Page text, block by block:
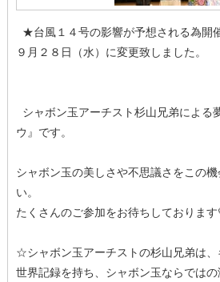
★台風１４号の影響が予想される為開
９月２８日（水）に変更致しました。
シャボン玉アーチスト杉山兄弟による
ウ』です。
シャボン玉の美しさや不思議さをこの
い。
たくさんのご参加をお待ちしております
☆シャボン玉アーチストの杉山兄弟は、
世界記録を持ち、シャボン玉ならでは